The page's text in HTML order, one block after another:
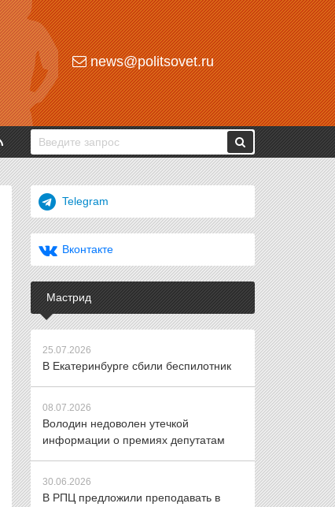
news@politsovet.ru
Telegram
Вконтакте
Мастрид
25.07.2026
В Екатеринбурге сбили беспилотник
08.07.2026
Володин недоволен утечкой
информации о премиях депутатам
30.06.2026
В РПЦ предложили преподавать в